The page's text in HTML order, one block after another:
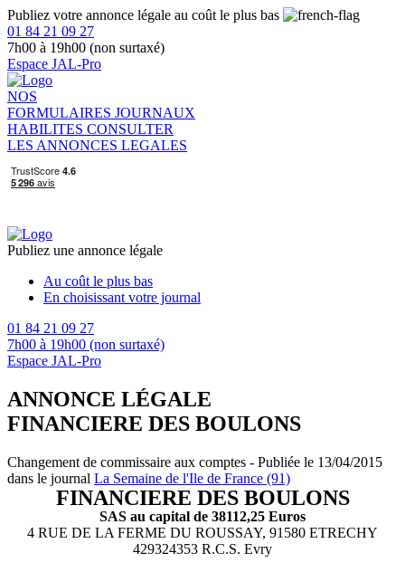
Publiez votre annonce légale au coût le plus bas
01 84 21 09 27
7h00 à 19h00 (non surtaxé)
Espace JAL-Pro
NOS
FORMULAIRES JOURNAUX
HABILITES CONSULTER
LES ANNONCES LEGALES
Publiez une annonce légale
Au coût le plus bas
En choisissant votre journal
01 84 21 09 27
7h00 à 19h00 (non surtaxé)
Espace JAL-Pro
ANNONCE LÉGALE
FINANCIERE DES BOULONS
Changement de commissaire aux comptes - Publiée le 13/04/2015
dans le journal La Semaine de l'Ile de France (91)
FINANCIERE DES BOULONS
SAS au capital de 38112,25 Euros
4 RUE DE LA FERME DU ROUSSAY, 91580 ETRECHY
429324353 R.C.S. Evry